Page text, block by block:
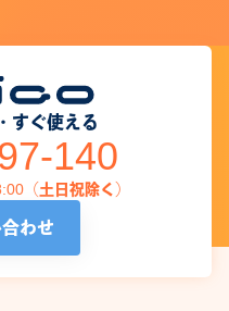
すぐ使える
140
（土日祝除く）
わせ